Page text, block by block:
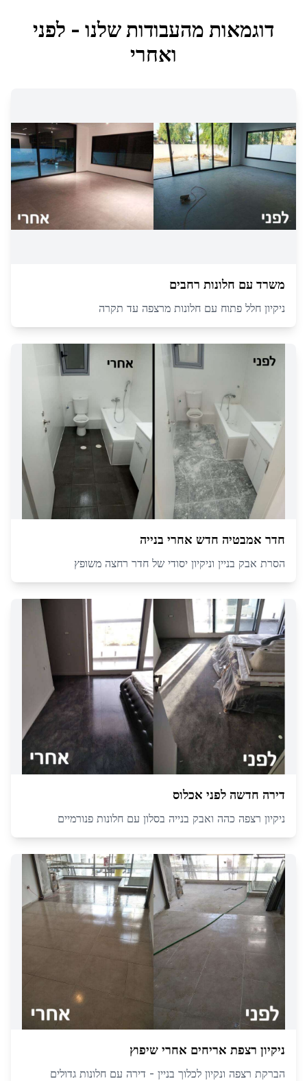
דוגמאות מהעבודות שלנו - לפני
ואחרי
משרד עם חלונות רחבים
ניקיון חלל פתוח עם חלונות מרצפה עד תקרה
חדר אמבטיה חדש אחרי בנייה
הסרת אבק בניין וניקיון יסודי של חדר רחצה משופץ
דירה חדשה לפני אכלוס
ניקיון רצפה כהה ואבק בנייה בסלון עם חלונות פנורמיים
ניקיון רצפת אריחים אחרי שיפוץ
הברקת רצפה ונקיון לכלוך בניין - דירה עם חלונות גדולים